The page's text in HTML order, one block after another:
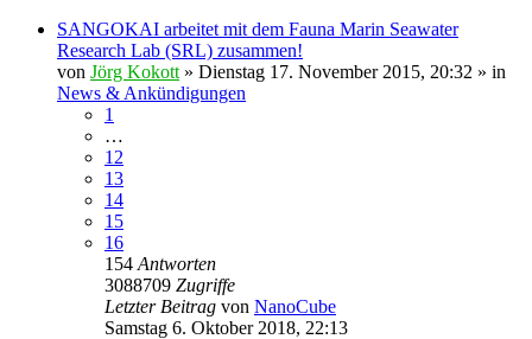
SANGOKAI arbeitet mit dem Fauna Marin Seawater
Research Lab (SRL) zusammen!
von Jörg Kokott » Dienstag 17. November 2015, 20:32 » in
News & Ankündigungen
1
…
12
13
14
15
16
154 Antworten
3088709 Zugriffe
Letzter Beitrag von NanoCube
Samstag 6. Oktober 2018, 22:13